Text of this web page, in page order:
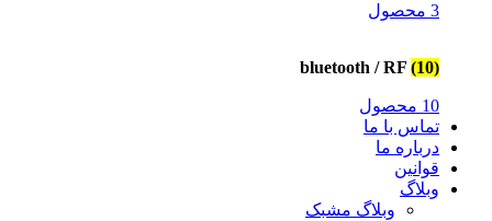
3 محصول
bluetooth / RF (10)
10 محصول
تماس با ما
درباره ما
قوانین
وبلاگ
وبلاگ مشبک